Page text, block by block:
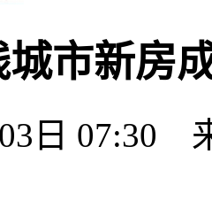
市新房
日 07:30